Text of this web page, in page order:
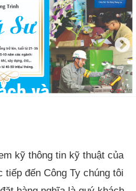
và
kỹ thông tin kỹ thuật của
đến Công Ty chúng tôi